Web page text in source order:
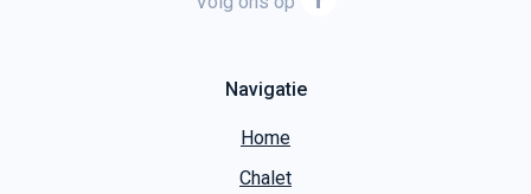
Home
Chalet
Stacaravan